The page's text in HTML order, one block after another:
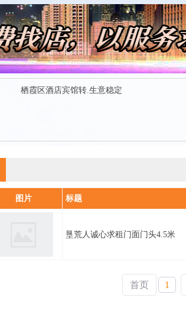
栖霞区酒店宾馆转.生意稳定
图片 标题
垦荒人诚心求租门面门头4.5米
首页 1